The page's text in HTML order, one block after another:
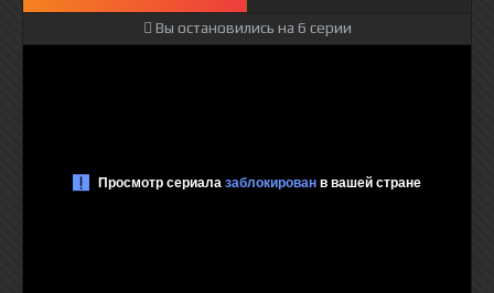
Вы остановились на 6 серии